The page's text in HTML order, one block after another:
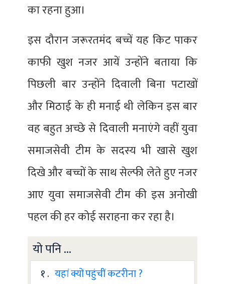
का रहना हुआ।
इस दौरान जरूरतमंंद बच्चें यह किट पाकर
काफी खुश नजर आयें उन्होंने बताया कि
पिछली बार उन्होंने दिवाली बिना पटाखों
और मिठाई के ही मनाई थी लेकिन इस बार
वह बहुत अच्छे से दिवाली मनाएंगे वहीं युवा
समाजसेवी टीम के सदस्य भी खासे खुश
दिखे और बच्चों के साथ सेल्फी लेते हुए नजर
आए युवा समाजसेवी टीम की इस अनोखी
पहल की हर कोई सराहना कर रहा है।
यो पनि ...
१ . यहां क्यों पहुंचीं कटरीना ?